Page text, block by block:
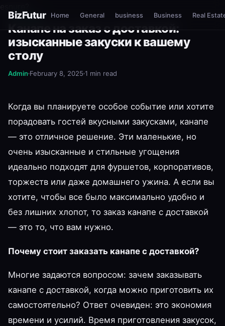
BizFutur Home General business Business Real
GENERAL
Канапе на заказ с доставкой:
изысканные закуски к вашему
столу
Admin February 8, 2025 1 min read
Когда вы планируете особое событие или хотите
порадовать гостей вкусными закусками, канапе
— это отличное решение. Эти маленькие, но
очень изысканные и стильные угощения
идеально подходят для фуршетов, корпоративов,
торжеств или даже домашнего ужина. А если вы
хотите, чтобы все было максимально удобно и
без лишних хлопот, то заказ канапе с доставкой
— это то, что вам нужно.
Почему стоит заказать канапе с доставкой?
Многие задаются вопросом: зачем заказывать
канапе с доставкой, когда можно приготовить их
самостоятельно? Ответ очевиден: это экономия
времени и усилий. Время приготовления закусок,